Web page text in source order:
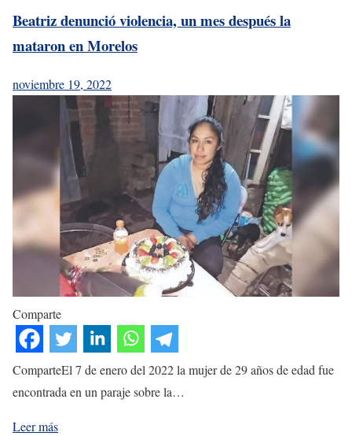
Beatriz denunció violencia, un mes después la
mataron en Morelos
noviembre 19, 2022
Comparte
ComparteEl 7 de enero del 2022 la mujer de 29 años de edad fue
encontrada en un paraje sobre la…
Leer más